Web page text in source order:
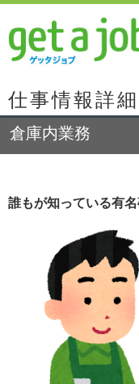
仕事情報詳細
倉庫内業務
誰もが知っている有